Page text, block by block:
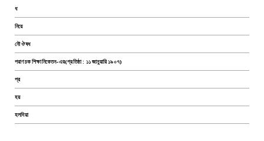
ধ
নিয়ে
নৌ ঔষধ
পরাণচক শিক্ষানিকেতন-এর(প্রতিষ্ঠা : ১১ জানুয়ারি ১৯০৭)
প্র
হয়
হলদিয়া